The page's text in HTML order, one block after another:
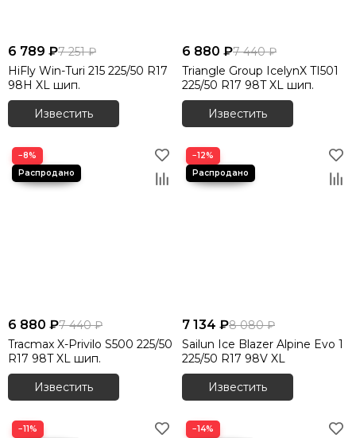
6 789 ₽7 251 ₽
HiFly Win-Turi 215 225/50 R17
98H XL шип.
Известить
6 880 ₽7 440 ₽
Triangle Group IcelynX TI501
225/50 R17 98T XL шип.
Известить
−8%
6 880 ₽7 440 ₽
Tracmax X-Privilo S500 225/50
R17 98T XL шип.
Известить
−12%
7 134 ₽8 080 ₽
Sailun Ice Blazer Alpine Evo 1
225/50 R17 98V XL
Известить
−11% −14%